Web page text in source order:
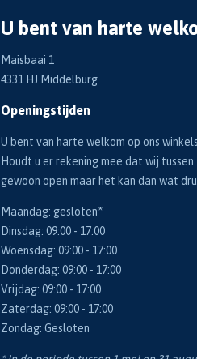
U bent van harte
Maisbaai 1
4331 HJ Middelburg
Openingstijden
U bent van harte welkom op ons
Houdt u er rekening mee dat wij tussen
gewoon open maar het kan dan wat
Maandag: gesloten*
Dinsdag: 09:00 - 17:00
Woensdag: 09:00 - 17:00
Donderdag: 09:00 - 17:00
Vrijdag: 09:00 - 17:00
Zaterdag: 09:00 - 17:00
Zondag: Gesloten